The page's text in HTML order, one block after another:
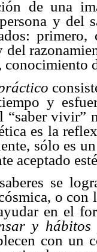
de una
y del
conocimiento
y
“saber vivir”
es la
sólo es
aceptado
se
o con
en el
y hábitos
con un